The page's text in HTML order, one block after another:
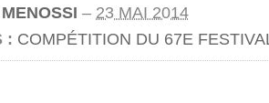
– 23 MAI 2014
: COMPÉTITION DU 67E